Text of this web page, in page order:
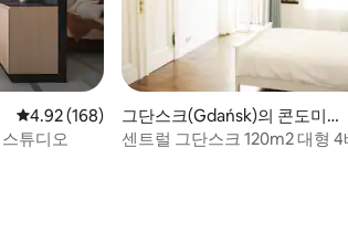
평점 4.92점(5점 만점), 후기 168개
4.92 (168)
튜디오
그단스크(Gdańsk)의 콘도미
니엄
센트럴 그단스크 120m2 대형 4